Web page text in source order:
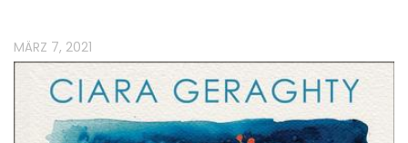
MÄRZ 7, 2021